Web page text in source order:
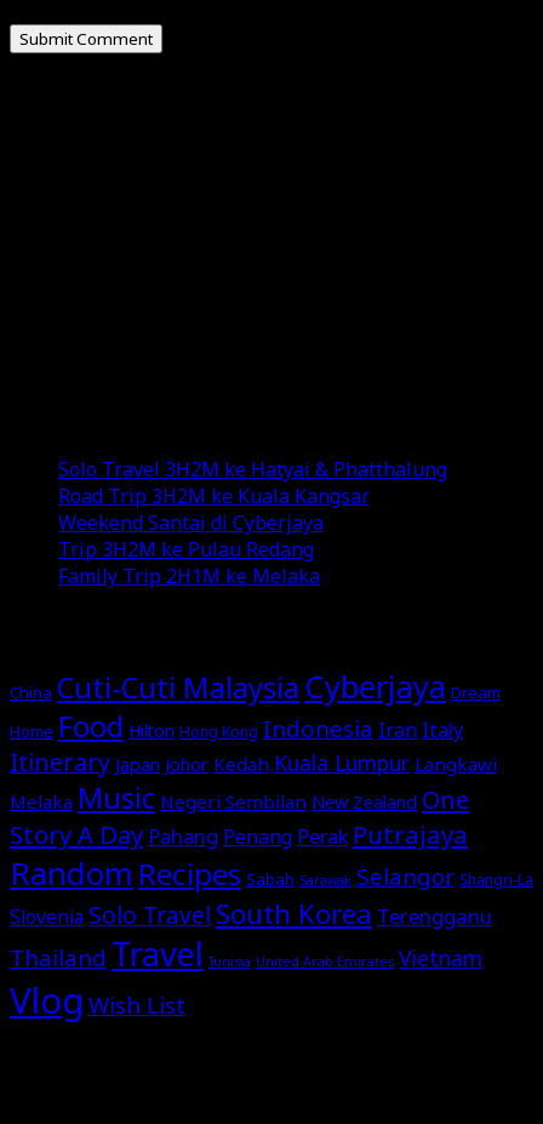
Solo Travel 3H2M ke Hatyai & Phatthalung
Road Trip 3H2M ke Kuala Kangsar
Weekend Santai di Cyberjaya
Trip 3H2M ke Pulau Redang
Family Trip 2H1M ke Melaka
China Cuti-Cuti Malaysia Cyberjaya Dream
Home Food Hilton Hong Kong Indonesia Iran Italy
Itinerary Japan Johor Kedah Kuala Lumpur Langkawi
Melaka Music Negeri Sembilan New Zealand One
Story A Day Pahang Penang Perak Putrajaya
Random Recipes Sabah Sarawak Selangor Shangri-La
Slovenia Solo Travel South Korea Terengganu
Thailand Travel Tunisia United Arab Emirates Vietnam
Vlog Wish List